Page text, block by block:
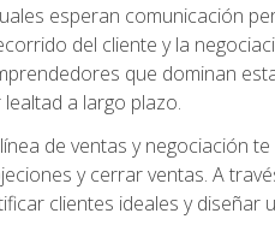
esperan comunicación
del cliente y la
que dominan
a largo plazo.
de ventas y negociación
y cerrar ventas. A
clientes ideales y diseñar